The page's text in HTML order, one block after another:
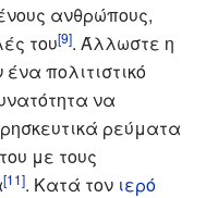
ανθρώπους,
του[9]. Άλλωστε η
πολιτιστικό
να
ρεύματα
με τους
[11]. Κατά τον ιερό